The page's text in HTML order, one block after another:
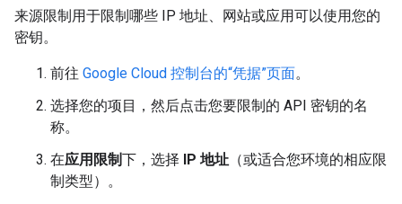
来源限制用于限制哪些 IP 地址、网站或应用可以使用您的
密钥。
前往 Google Cloud 控制台的“凭据”页面。
选择您的项目，然后点击您要限制的 API 密钥的名
称。
在应用限制下，选择 IP 地址 （或适合您环境的相应限
制类型）。